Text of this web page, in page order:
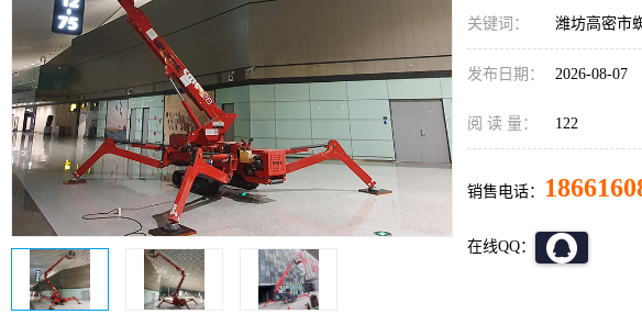
关键词： 潍坊高密市
发布日期： 2026-08-07
阅 读 量： 122
销售电话：
在线QQ：